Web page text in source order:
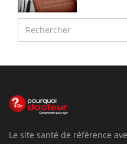
Le site santé de référence